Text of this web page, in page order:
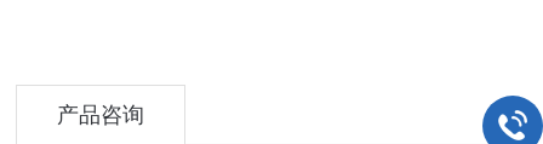
产品咨询